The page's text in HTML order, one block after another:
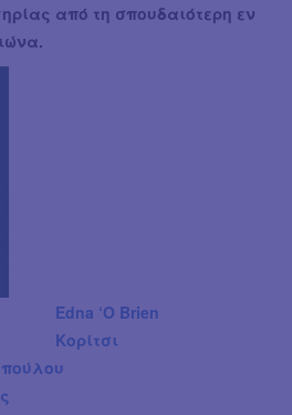
από τη σπουδαιότερη εν
Edna ‘O Brien
Κορίτσι